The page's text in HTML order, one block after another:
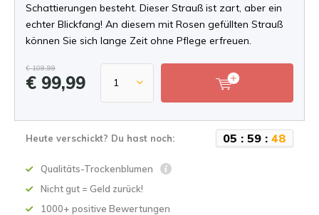
Schattierungen besteht. Dieser Strauß ist zart, aber ein
echter Blickfang! An diesem mit Rosen gefüllten Strauß
können Sie sich lange Zeit ohne Pflege erfreuen.
€ 109,99
€ 99,99
Heute verschickt? Du hast noch: 05 : 59 : 48
Qualitäts-Trockenblumen
Nicht gut = Geld zurück!
1000+ positive Bewertungen